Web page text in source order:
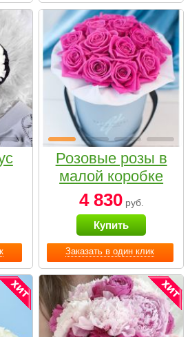
Заказать в один клик
Розовые розы в
малой коробке
4 830руб.
Купить